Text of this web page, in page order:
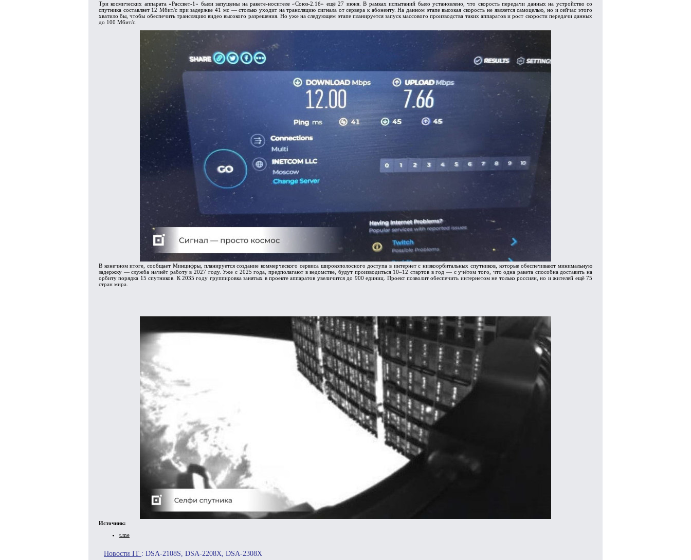
Три космических аппарата «Рассвет-1» были запущены на ракете-носителе «Союз-2.1б» ещё 27 июня. В рамках испытаний было установлено, что скорость передачи данных на устройство со
спутника составляет 12 Мбит/с при задержке 41 мс — столько уходит на трансляцию сигнала от сервера к абоненту. На данном этапе высокая скорость не является самоцелью, но и сейчас этого
хватило бы, чтобы обеспечить трансляцию видео высокого разрешения. Но уже на следующем этапе планируется запуск массового производства таких аппаратов и рост скорости передачи данных
до 100 Мбит/с.
В конечном итоге, сообщает Минцифры, планируется создание коммерческого сервиса широкополосного доступа в интернет с низкоорбитальных спутников, которые обеспечивают минимальную
задержку — служба начнёт работу в 2027 году. Уже с 2025 года, предполагают в ведомстве, будут производиться 10–12 стартов в год — с учётом того, что одна ракета способна доставить на
орбиту порядка 15 спутников. К 2035 году группировка занятых в проекте аппаратов увеличится до 900 единиц. Проект позволит обеспечить интернетом не только россиян, но и жителей ещё 75
стран мира.
Источник:
t.me
Новости IT : DSA-2108S, DSA-2208X, DSA-2308X